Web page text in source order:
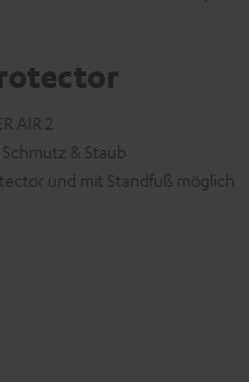
AIR 2
& Staub
und mit Standfuß möglich